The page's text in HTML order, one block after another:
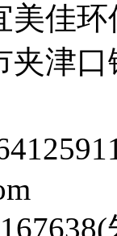
美佳
夹